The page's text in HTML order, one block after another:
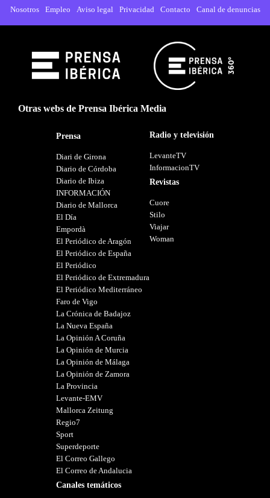
Nosotros Empleo Aviso legal Privacidad Contacto Canal de denuncias
Otras webs de Prensa Ibérica Media
Prensa
Diari de Girona
Diario de Córdoba
Diario de Ibiza
INFORMACIÓN
Diario de Mallorca
El Día
Empordà
El Periódico de Aragón
El Periódico de España
El Periódico
El Periódico de Extremadura
El Periódico Mediterráneo
Faro de Vigo
La Crónica de Badajoz
La Nueva España
La Opinión A Coruña
La Opinión de Murcia
La Opinión de Málaga
La Opinión de Zamora
La Provincia
Levante-EMV
Mallorca Zeitung
Regio7
Sport
Superdeporte
El Correo Gallego
El Correo de Andalucia
Canales temáticos
Radio y televisión
LevanteTV
InformacionTV
Revistas
Cuore
Stilo
Viajar
Woman